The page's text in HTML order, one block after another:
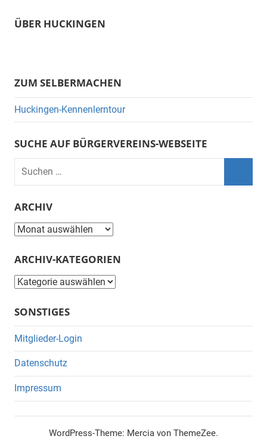
ÜBER HUCKINGEN
ZUM SELBERMACHEN
Huckingen-Kennenlerntour
SUCHE AUF BÜRGERVEREINS-WEBSEITE
Suchen
nach:
ARCHIV
Archiv
ARCHIV-KATEGORIEN
Archiv-
SONSTIGES
Mitglieder-Login
Datenschutz
Impressum
WordPress-Theme: Mercia von ThemeZee.